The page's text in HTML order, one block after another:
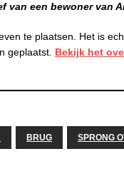
van een bewoner van
te plaatsen. Het is
geplaatst. Bekijk het
BRUG SPRONG